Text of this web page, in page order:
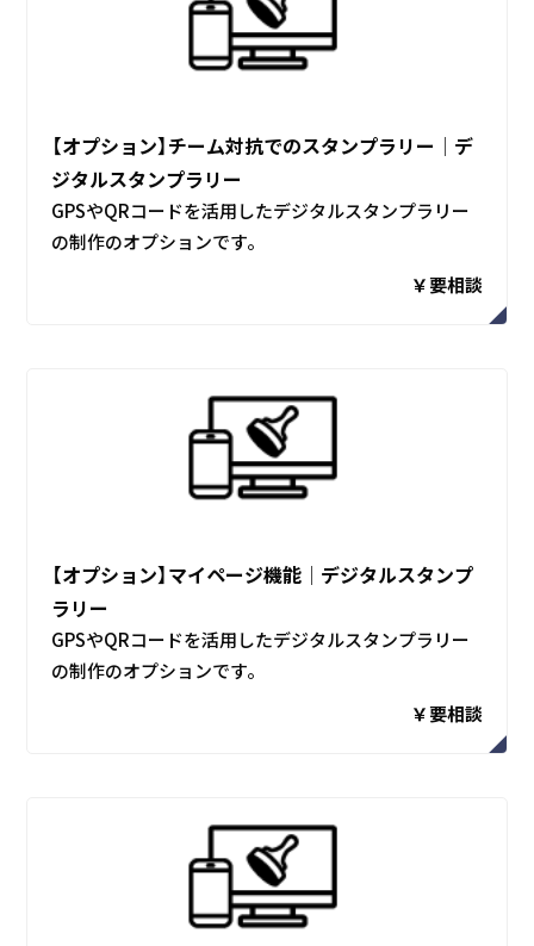
【オプション】チーム対抗でのスタンプラリー│デ
ジタルスタンプラリー
GPSやQRコードを活用したデジタルスタンプラリー
の制作のオプションです。
￥要相談
【オプション】マイページ機能│デジタルスタンプ
ラリー
GPSやQRコードを活用したデジタルスタンプラリー
の制作のオプションです。
￥要相談